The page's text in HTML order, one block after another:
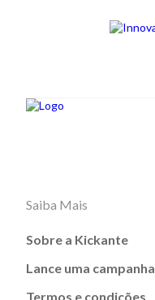
Saiba Mais
Sobre a Kickante
Lance uma campanha
Termos e condições